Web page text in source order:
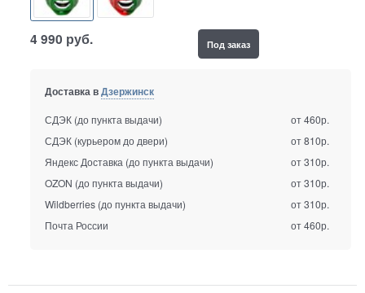
4 990 руб. Под заказ
Доставка вДзержинск
СДЭК (до пункта выдачи)
от 460р.
СДЭК (курьером до двери)
от 810р.
Яндекс Доставка (до пункта выдачи)
от 310р.
OZON (до пункта выдачи)
от 310р.
Wildberries (до пункта выдачи)
от 310р.
Почта России
от 460р.